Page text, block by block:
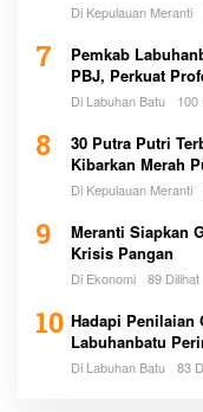
Di Kepulauan Meranti
7
Pemkab
PBJ, Perkuat
Pemerintah
Di Labuhan Batu 100
8
30 Putra Putri
Kibarkan Merah
Di Kepulauan Meranti
9
Meranti Siapkan
Krisis Pangan
Di Ekonomi 89 Dilihat
10 Hadapi Penilaian
Labuhanbatu
Di Labuhan Batu 83